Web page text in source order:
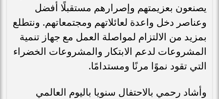
يصنعون بعزيمتهم وإصرارهم مستقبلًا أفضل
وعناصر دخل واعدة لعائلاتهم ومجتمعاتهم. ونتطلع
بمزيد من الالتزام لمواصلة العمل مع جهاز تنمية
المشروعات لدعم الابتكار والمشروعات الخضراء
التي تقود نموًا مرنًا ومستدامًا.
وأشاد رحمي بالاحتفال سنويا باليوم العالمي